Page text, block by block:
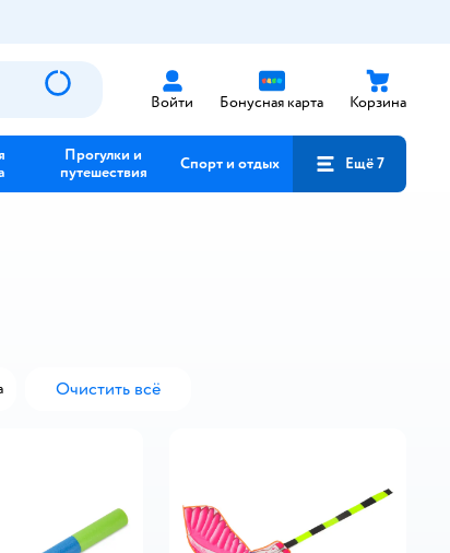
Войти Бонусная карта Корзина
Прогулки и
путешествия
Спорт и отдых Ещё 7
Очистить всё